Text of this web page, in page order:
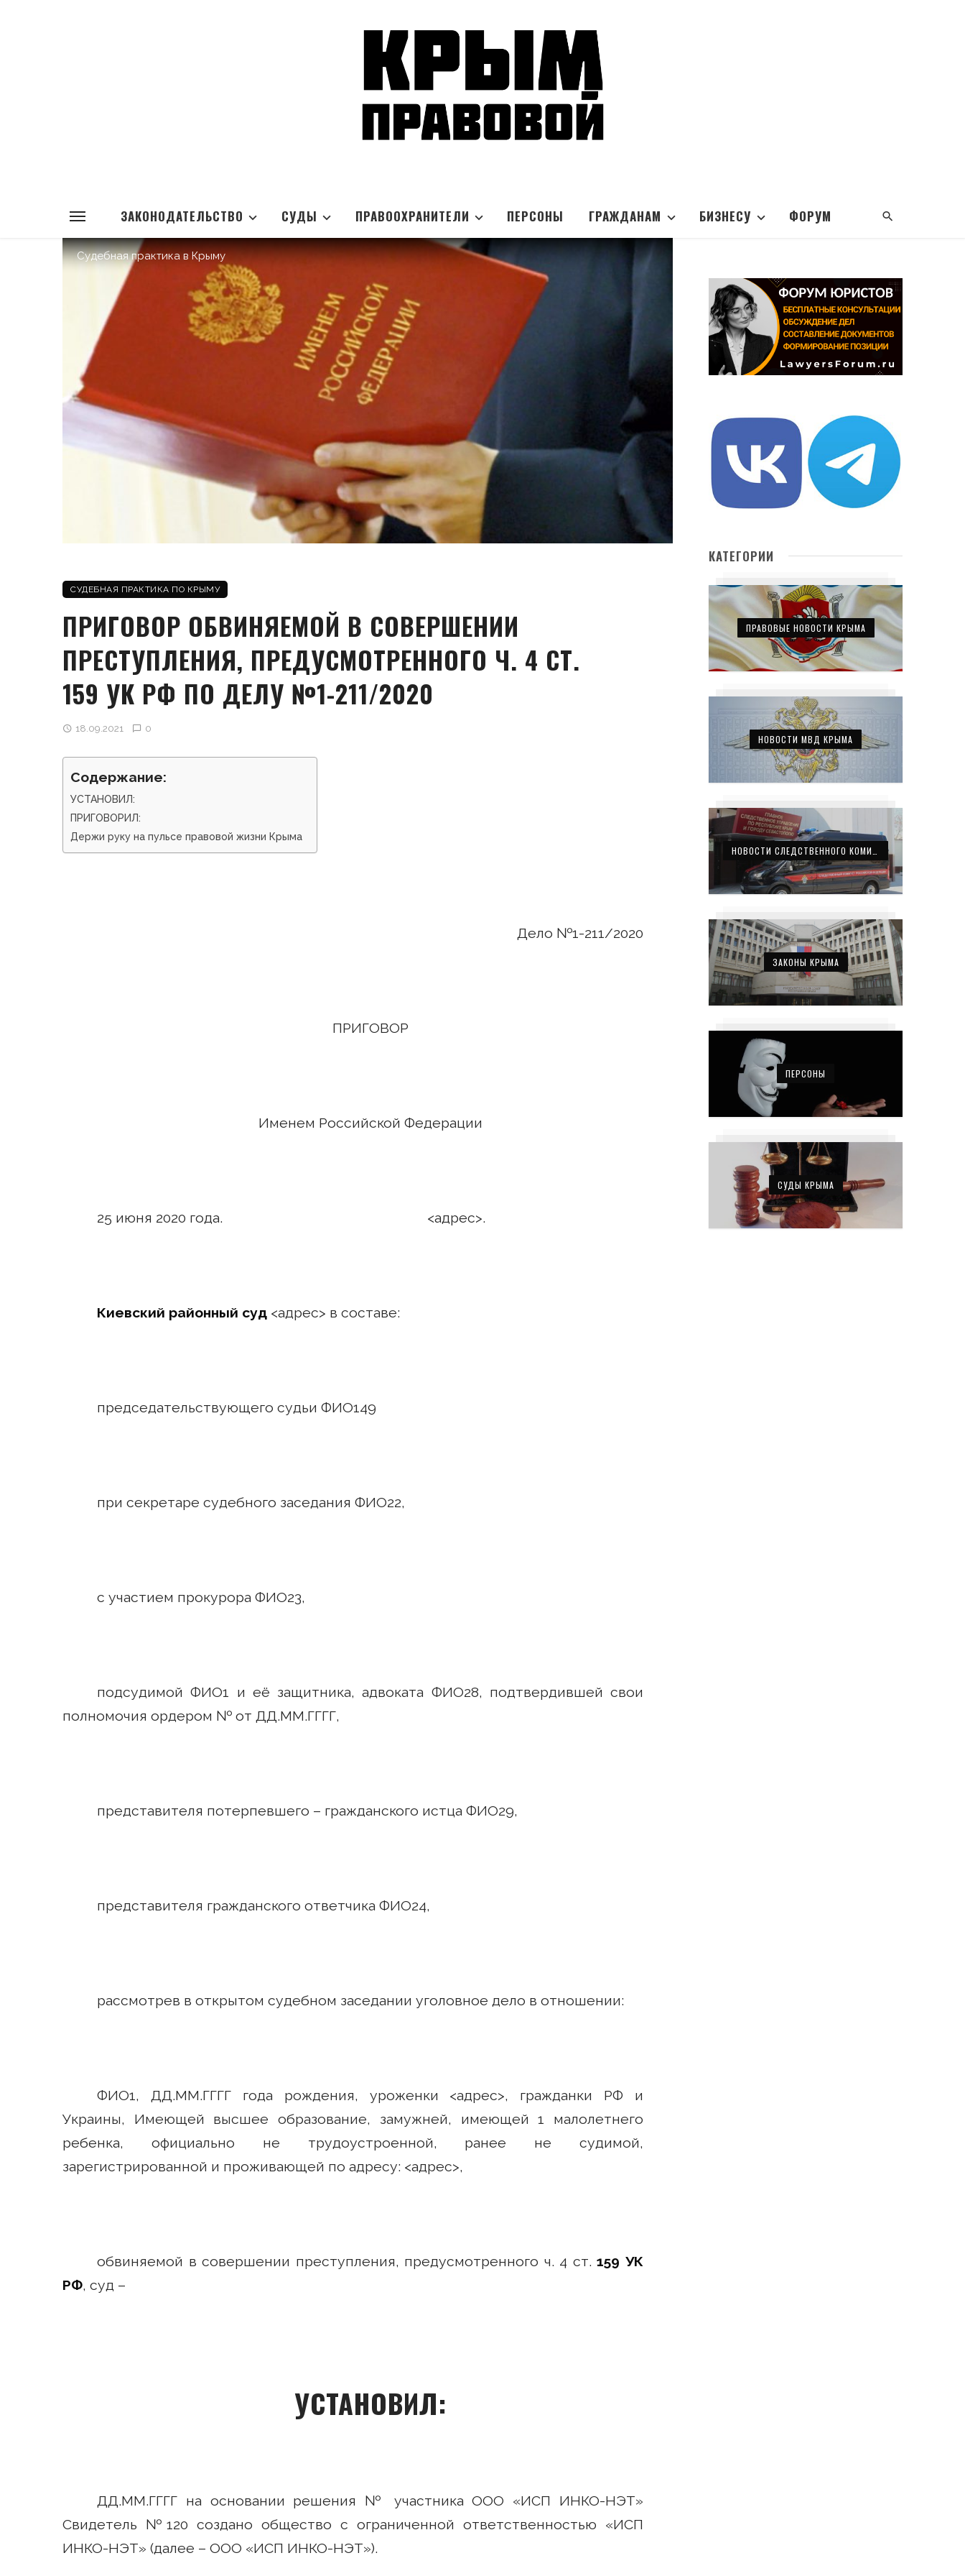
ЗАКОНОДАТЕЛЬСТВО СУДЫ ПРАВООХРАНИТЕЛИ ПЕРСОНЫ ГРАЖДАНАМ БИЗНЕСУ ФОРУМ
Судебная практика в Крыму
СУДЕБНАЯ ПРАКТИКА ПО КРЫМУ
ПРИГОВОР ОБВИНЯЕМОЙ В СОВЕРШЕНИИ
ПРЕСТУПЛЕНИЯ, ПРЕДУСМОТРЕННОГО Ч. 4 СТ.
159 УК РФ ПО ДЕЛУ №1-211/2020
18.09.2021 0
Содержание:
УСТАНОВИЛ:
ПРИГОВОРИЛ:
Держи руку на пульсе правовой жизни Крыма
Дело №1-211/2020
ПРИГОВОР
Именем Российской Федерации
25 июня 2020 года. <адрес>.
Киевский районный суд <адрес> в составе:
председательствующего судьи ФИО149
при секретаре судебного заседания ФИО22,
с участием прокурора ФИО23,
подсудимой ФИО1 и её защитника, адвоката ФИО28, подтвердившей свои
полномочия ордером № от ДД.ММ.ГГГГ,
представителя потерпевшего – гражданского истца ФИО29,
представителя гражданского ответчика ФИО24,
рассмотрев в открытом судебном заседании уголовное дело в отношении:
ФИО1, ДД.ММ.ГГГГ года рождения, уроженки <адрес>, гражданки РФ и
Украины, Имеющей высшее образование, замужней, имеющей 1 малолетнего
ребенка, официально не трудоустроенной, ранее не судимой,
зарегистрированной и проживающей по адресу: <адрес>,
обвиняемой в совершении преступления, предусмотренного ч. 4 ст.159 УК
РФ, суд –
УСТАНОВИЛ:
ДД.ММ.ГГГГ на основании решения № участника ООО «ИСП ИНКО-НЭТ»
Свидетель №120 создано общество с ограниченной ответственностью «ИСП
ИНКО-НЭТ» (далее – ООО «ИСП ИНКО-НЭТ»).
КАТЕГОРИИ
ПРАВОВЫЕ НОВОСТИ КРЫМА
НОВОСТИ МВД КРЫМА
ЗАКОНЫ КРЫМА
ПЕРСОНЫ
СУДЫ КРЫМА